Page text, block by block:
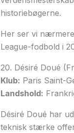
historiebøgerne.
Her ser vi
League-fodbold i
20. Désiré Doué
Klub: Paris Saint-
Landshold:
Désiré Doué har
teknisk stærke